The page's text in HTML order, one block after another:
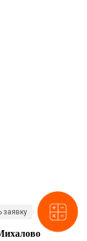
заявку